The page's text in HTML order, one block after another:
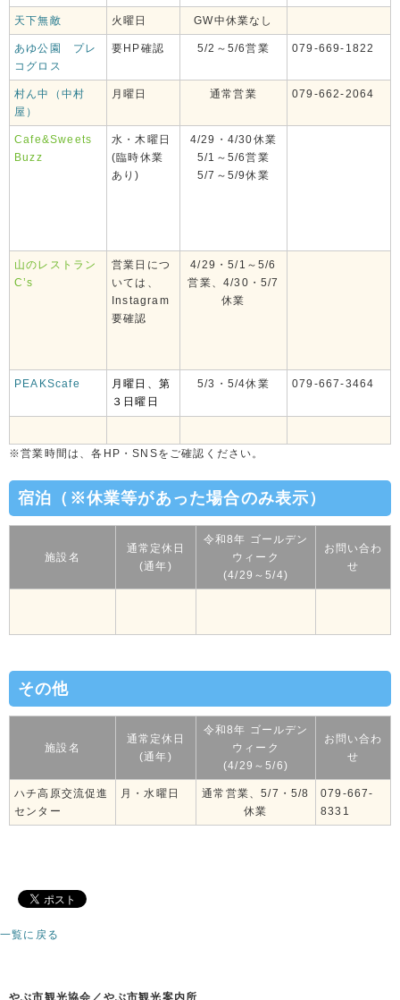
天下無敵 火曜日 GW中休業なし
あゆ公園 プレ
コグロス
要HP確認 5/2～5/6営業 079-669-1822
村ん中（中村
屋）
月曜日 通常営業 079-662-2064
Cafe&Sweets
Buzz
水・木曜日
(臨時休業
あり)
4/29・4/30休業
5/1～5/6営業
5/7～5/9休業
山のレストラン
C’s
営業日につ
いては、
Instagram
要確認
4/29・5/1～5/6
営業、4/30・5/7
休業
PEAKScafe
月曜日、第
３日曜日
5/3・5/4休業 079-667-3464
※営業時間は、各HP・SNSをご確認ください。
宿泊（※休業等があった場合のみ表示）
施設名
通常定休日
(通年)
令和8年 ゴールデン
ウィーク
(4/29～5/4)
お問い合わ
せ
その他
施設名
通常定休日
(通年)
令和8年 ゴールデン
ウィーク
(4/29～5/6)
お問い合わ
せ
ハチ高原交流促進
センター
月・水曜日
通常営業、5/7・5/8
休業
079-667-
8331
一覧に戻る
やぶ市観光協会／やぶ市観光案内所